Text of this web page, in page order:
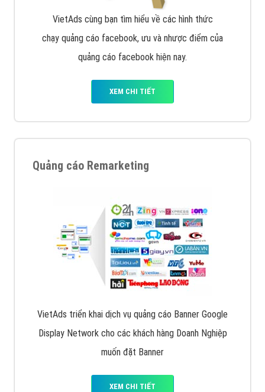
VietAds cùng bạn tìm hiểu về các hình thức
chạy quảng cáo facebook, ưu và nhược điểm của
quảng cáo facebook hiện nay.
XEM CHI TIẾT
Quảng cáo Remarketing
VietAds triển khai dịch vụ quảng cáo Banner Google
Display Network cho các khách hàng Doanh Nghiệp
muốn đặt Banner
XEM CHI TIẾT